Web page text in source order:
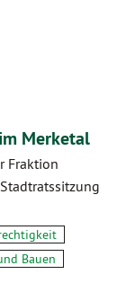
Merketal
Fraktion
Bauen